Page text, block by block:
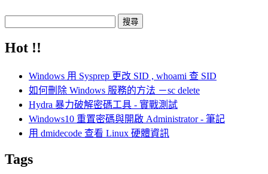
關
Hot !!
Windows 用 Sysprep 更改 SID , whoami 查 SID
如何刪除 Windows 服務的方法 －sc delete
Hydra 暴力破解密碼工具 - 實戰測試
Windows10 重置密碼與開啟 Administrator - 筆記
用 dmidecode 查看 Linux 硬體資訊
Tags